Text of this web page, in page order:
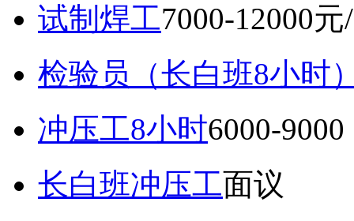
试制焊工7000-12000元
检验员（长白班8小时
冲压工8小时6000-
长白班冲压工面议